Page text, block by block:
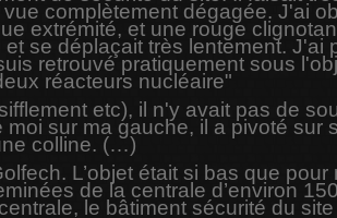
complètement dégagée. J'ai
extrémité, et une rouge
se déplaçait très lentement.
retrouvé pratiquement sous
réacteurs nucléaire"
etc), il n'y avait pas de
sur ma gauche, il a pivoté sur
colline. (…)
L’objet était si bas que
de la centrale d’environ
le bâtiment sécurité du